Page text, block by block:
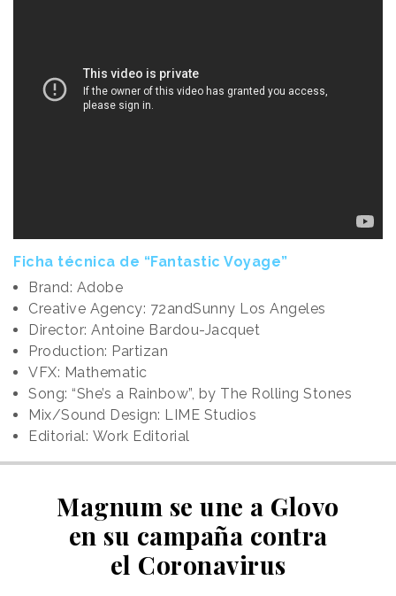
Ficha técnica de “Fantastic Voyage”
Brand: Adobe
Creative Agency: 72andSunny Los Angeles
Director: Antoine Bardou-Jacquet
Production: Partizan
VFX: Mathematic
Song: “She’s a Rainbow”, by The Rolling Stones
Mix/Sound Design: LIME Studios
Editorial: Work Editorial
Magnum se une a Glovo
en su campaña contra
el Coronavirus